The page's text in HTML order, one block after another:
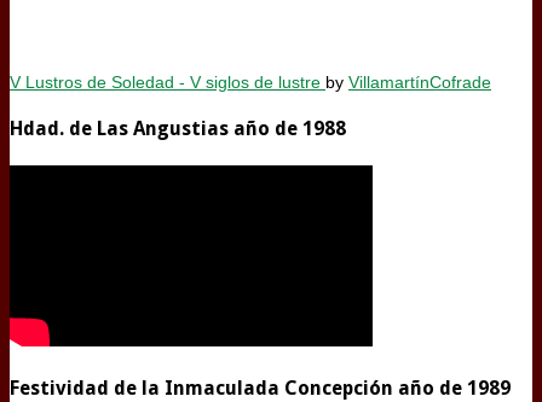
V Lustros de Soledad - V siglos de lustre by VillamartínCofrade
Hdad. de Las Angustias año de 1988
Festividad de la Inmaculada Concepción año de 1989